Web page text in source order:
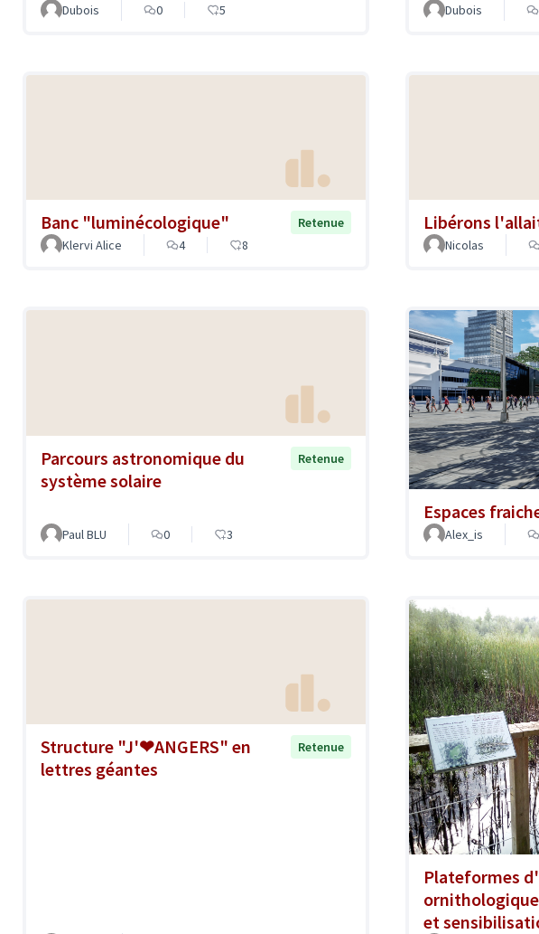
Dubois 0 5 Dubois
Banc "luminécologique"
Retenue
Klervi Alice
4 8
Libérons
Nicolas
Parcours astronomique du
système solaire
Retenue
Paul BLU 0 3
Espaces
Alex_is
Structure "J'❤ANGERS" en
lettres géantes
Retenue
Plateformes
et